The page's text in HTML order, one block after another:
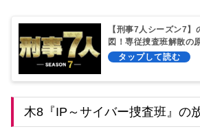
【刑事7人シーズン7
図！専従捜査班解散の
木8『IP～サイバー捜査班』の